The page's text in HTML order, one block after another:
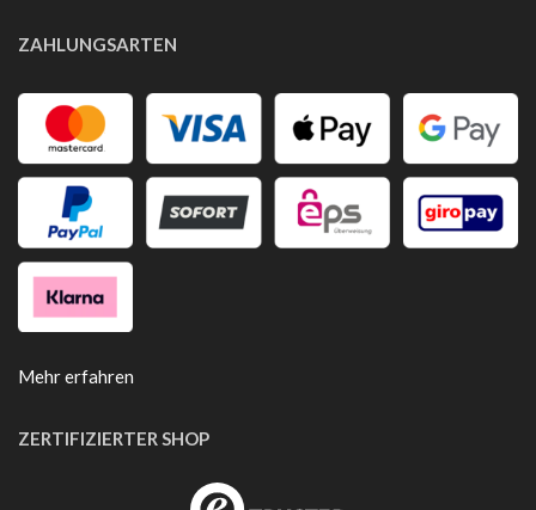
ZAHLUNGSARTEN
Mehr erfahren
ZERTIFIZIERTER SHOP